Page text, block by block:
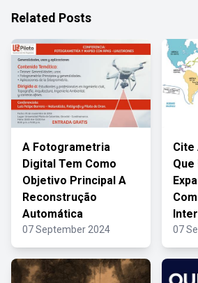
Related Posts
A Fotogrametria
Digital Tem Como
Objetivo Principal A
Reconstrução
Automática
07 September 2024
Cite
07